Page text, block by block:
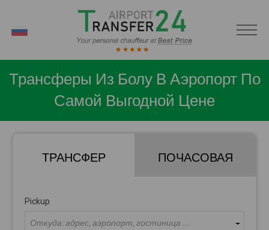
Трансферы Из Болу В Аэропорт По
Самой Выгодной Цене
ТРАНСФЕР ПОЧАСОВАЯ
Pickup
Откуда: адрес, аэропорт, гостиница ...